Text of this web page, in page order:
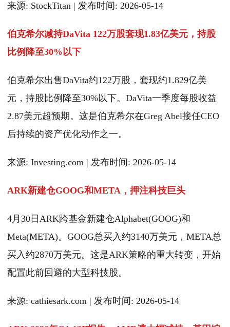
来源: StockTitan | 发布时间: 2026-05-14
伯克希尔减持DaVita 122万股套现1.83亿美元，持股
比例降至30%以下
伯克希尔出售DaVita约122万股，套现约1.829亿美
元，持股比例降至30%以下。DaVita一季度每股收益
2.87美元超预期。这是伯克希尔在Greg Abel接任CEO
后持续的资产优化动作之一。
来源: Investing.com | 发布时间: 2026-05-14
ARK新建仓GOOG和META，押注科技巨头
4月30日ARK跨基金新建仓Alphabet(GOOG)和
Meta(META)。GOOG总买入约3140万美元，META总
买入约2870万美元。这是ARK策略的重大转变，开始
配置此前回避的大型科技股。
来源: cathiesark.com | 发布时间: 2026-05-14